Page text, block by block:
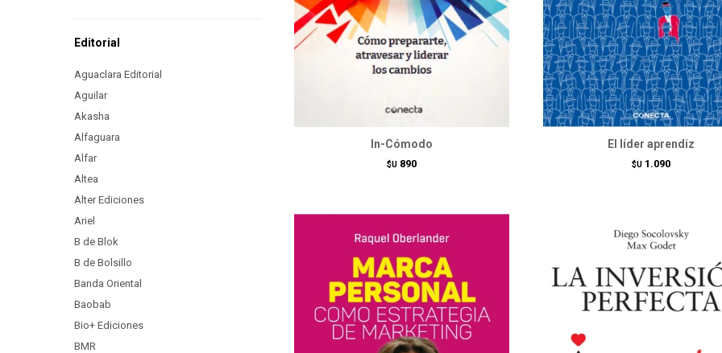
In-Cómodo
$U 890
El líder aprendiz
$U 1.090
Editorial
Aguaclara Editorial
Aguilar
Akasha
Alfaguara
Alfar
Altea
Alter Ediciones
Ariel
B de Blok
B de Bolsillo
Banda Oriental
Baobab
Bio+ Ediciones
BMR